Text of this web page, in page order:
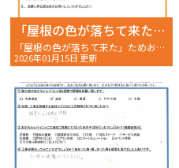
「屋根の色が落ちて来た、汚れが気になる」ため、お問合せくださいました！
「屋根の色が落ちて来た」ためお問合せくださった神戸市西区K様よりアンケートをいただきました～ご契約後アンケート～
2026年01月15日 更新